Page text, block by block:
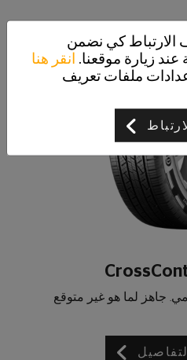
جاهز لما هو غير متوقع
الارتباط كي نضمن
زيارة موقعنا. انقر هنا
ملفات تعريف